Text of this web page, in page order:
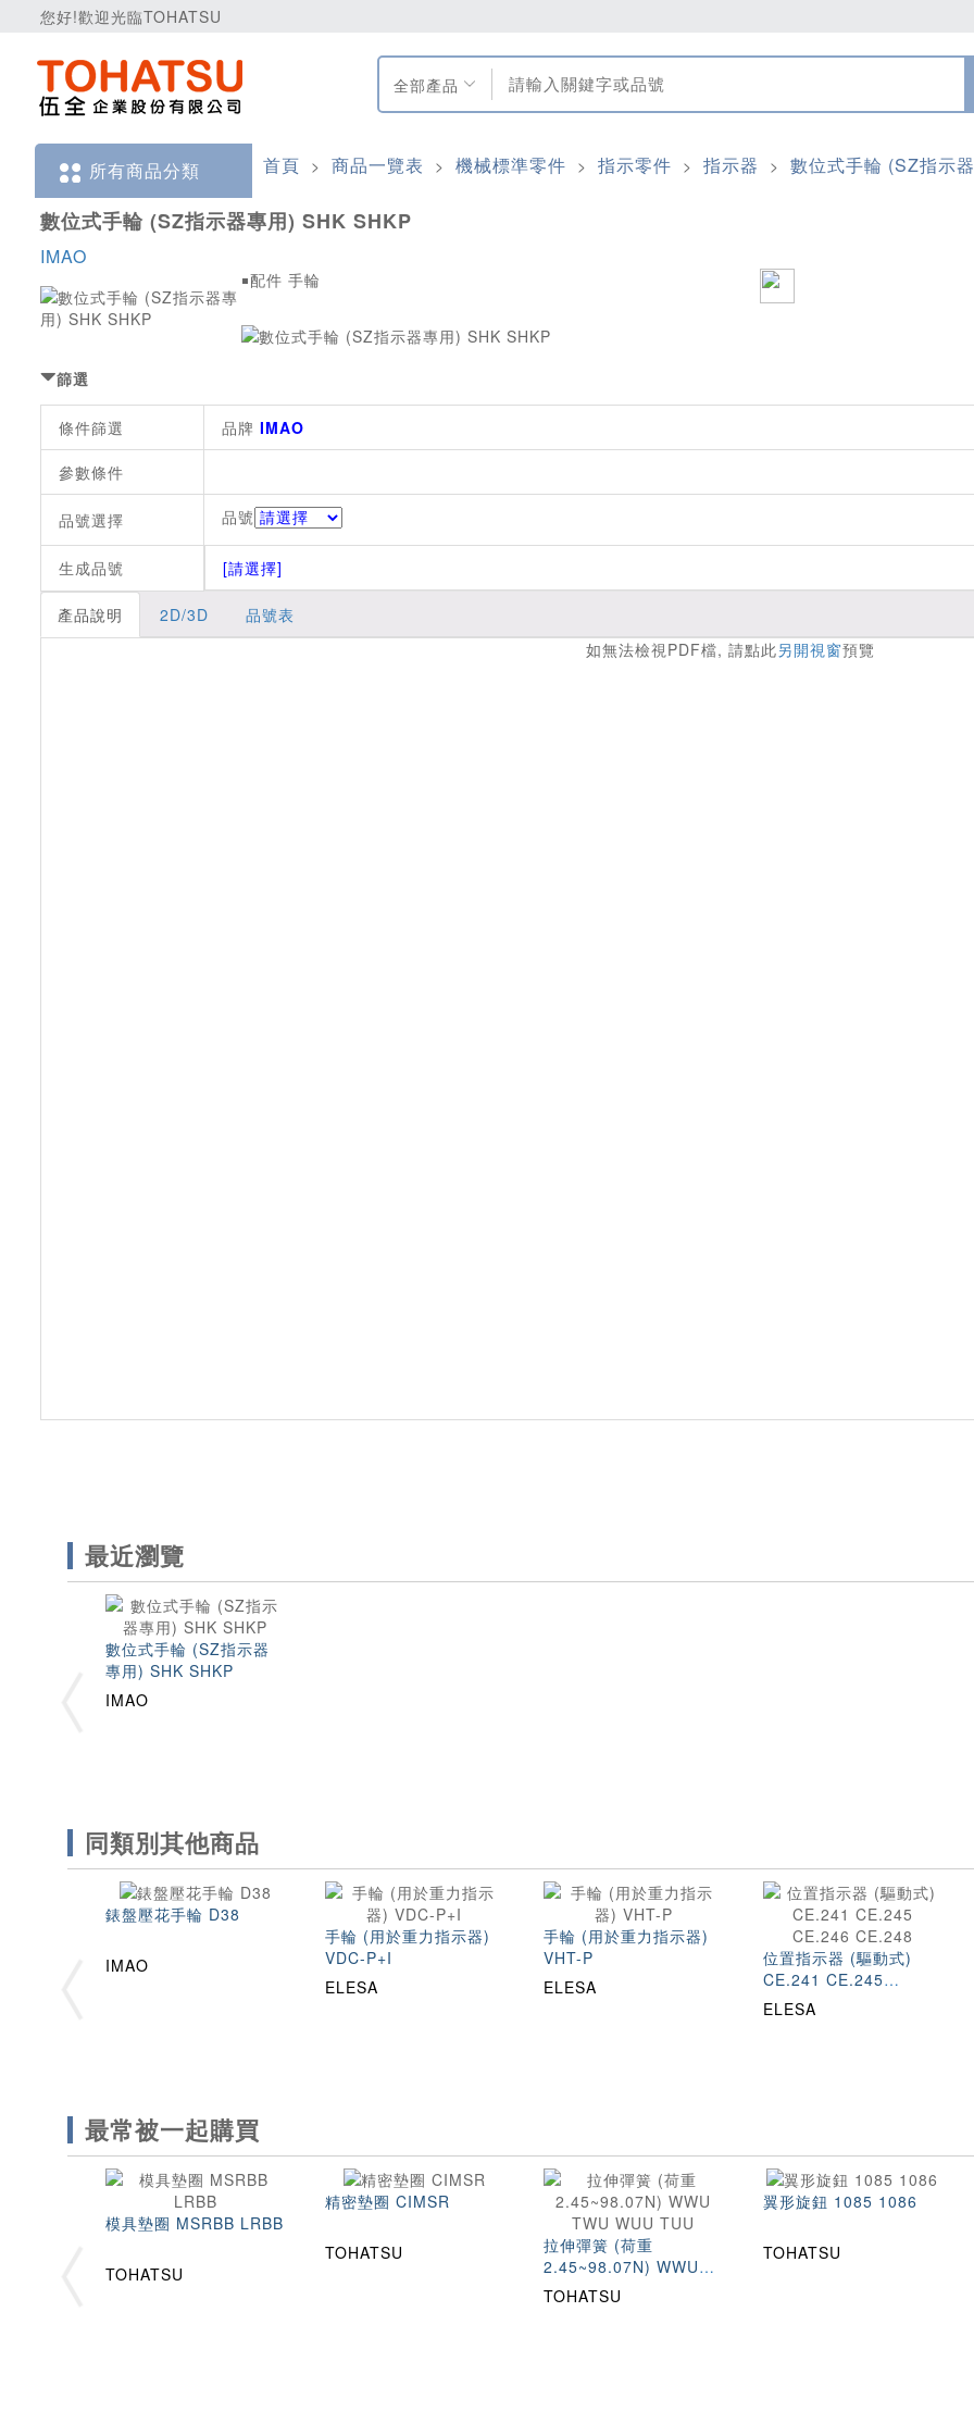
您好!歡迎光臨TOHATSU
全部產品
所有商品分類 首頁 > 商品一覽表 > 機械標準零件 > 指示零件 > 指示器 > 數位式手輪 (SZ指示
數位式手輪 (SZ指示器專用) SHK SHKP
IMAO
￭配件 手輪
篩選
條件篩選 品牌 IMAO
參數條件
品號選擇 品號
生成品號 [請選擇]
產品說明 2D/3D
品號表
如無法檢視PDF檔, 請點此另開視窗預覽
最近瀏覽
數位式手輪 (SZ指示器
專用) SHK SHKP
IMAO
同類別其他商品
錶盤壓花手輪 D38
IMAO
手輪 (用於重力指示器)
VDC-P+I
ELESA
手輪 (用於重力指示器)
VHT-P
ELESA
位置指示器 (驅動式)
CE.241 CE.245
CE.246 CE.248
ELESA
最常被一起購買
模具墊圈 MSRBB LRBB
TOHATSU
精密墊圈 CIMSR
TOHATSU
拉伸彈簧 (荷重
2.45~98.07N) WWU
TWU WUU TUU
TOHATSU
翼形旋鈕 1085 1086
TOHATSU